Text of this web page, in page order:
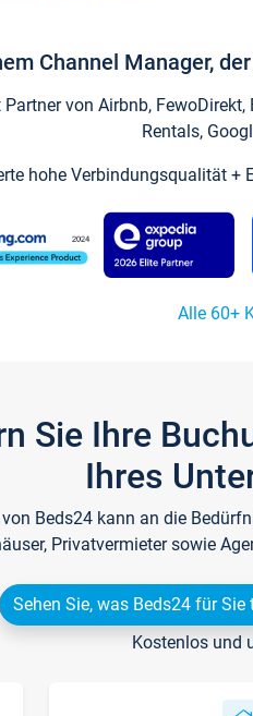
Channel Manager,
von Airbnb,
Rentals,
hohe Verbindungsqualität +
Alle 60+
Sie Ihre
Ihres
Beds24 kann an die
Privatvermieter sowie
Sehen Sie, was Beds24 für Sie
Kostenlos und